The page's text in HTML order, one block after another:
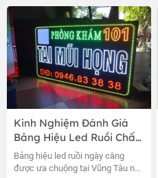
ở trên, chúng tôi hội đủ nhiều yếu
tố mà bạn cần.
Kinh Nghiệm Đánh Giá
Bảng Hiệu Led Ruồi Chất
Lượng Tốt, Hiệu Quả Tại
Vũng Tàu
Bảng hiệu led ruồi ngày càng
được ưa chuộng tại Vũng Tàu nhờ